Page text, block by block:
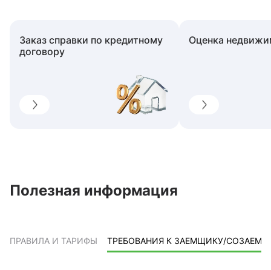
Заказ справки по кредитному
договору
Оценка
Полезная информация
ПРАВИЛА И ТАРИФЫ ТРЕБОВАНИЯ К ЗАЕМЩИКУ/